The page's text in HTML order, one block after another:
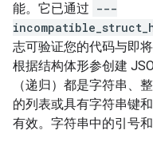
能。它已通过 ---
志可验证您的代码与即
根据结构体形参创建
（递归）都是字符串、
的列表或具有字符串键
有效。字符串中的引号